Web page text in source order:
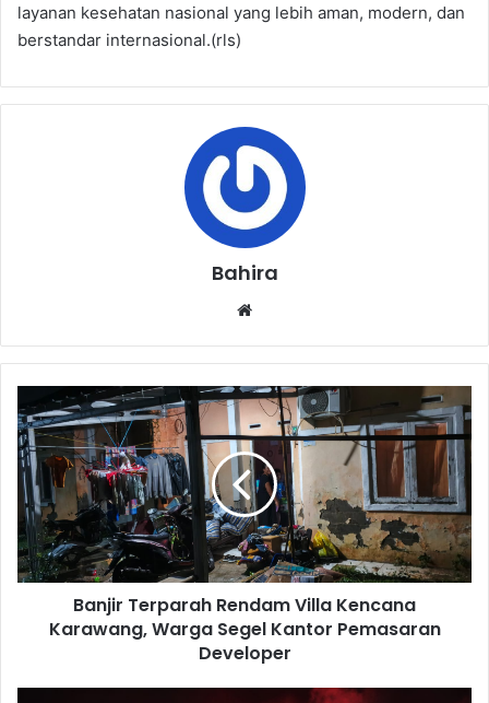
layanan kesehatan nasional yang lebih aman, modern, dan
berstandar internasional.(rls)
Bahira
Banjir
Terparah
Rendam
Villa
Kencana
Karawang,
Warga
Segel
Kantor
Pemasaran
Developer
Banjir Terparah Rendam Villa Kencana
Karawang, Warga Segel Kantor Pemasaran
Developer